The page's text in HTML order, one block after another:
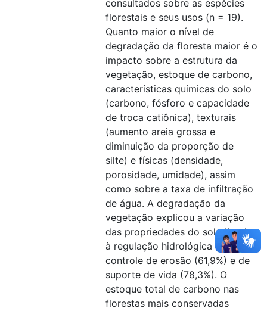
consultados sobre as espécies
florestais e seus usos (n = 19).
Quanto maior o nível de
degradação da floresta maior é o
impacto sobre a estrutura da
vegetação, estoque de carbono,
características químicas do solo
(carbono, fósforo e capacidade
de troca catiônica), texturais
(aumento areia grossa e
diminuição da proporção de
silte) e físicas (densidade,
porosidade, umidade), assim
como sobre a taxa de infiltração
de água. A degradação da
vegetação explicou a variação
das propriedades do solo ligados
à regulação hidrológica (72,7%),
controle de erosão (61,9%) e de
suporte de vida (78,3%). O
estoque total de carbono nas
florestas mais conservadas